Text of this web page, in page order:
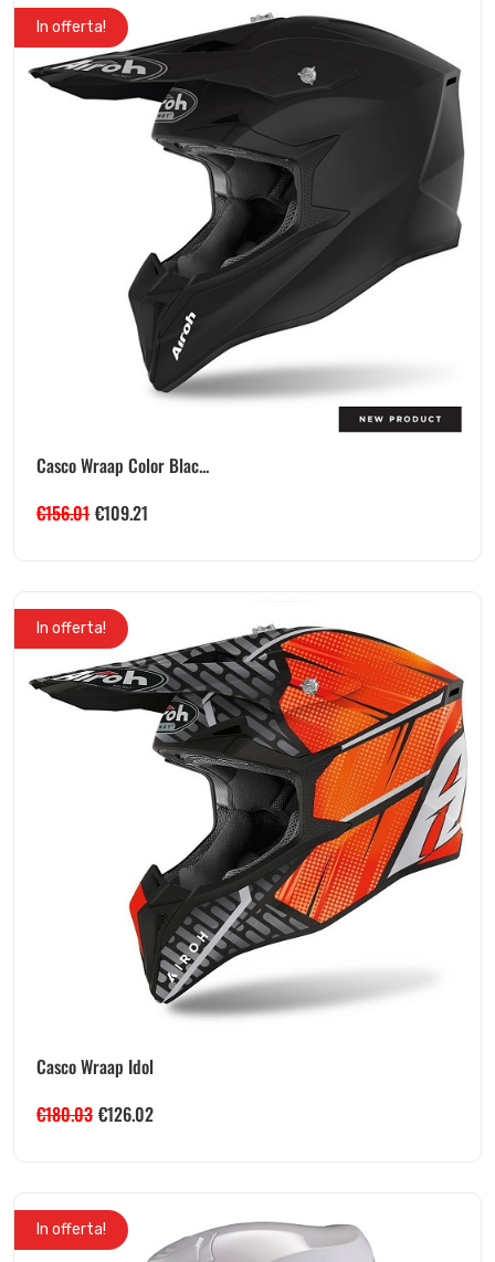
In offerta!
Casco Wraap Color Blac...
€156.01 €109.21
In offerta!
Casco Wraap Idol
€180.03 €126.02
In offerta!